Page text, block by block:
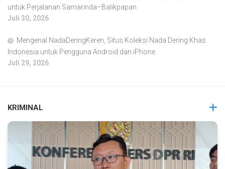
untuk Perjalanan Samarinda–Balikpapan
Juli 30, 2026
Mengenal NadaDeringKeren, Situs Koleksi Nada Dering Khas
Indonesia untuk Pengguna Android dan iPhone
Juli 29, 2026
KRIMINAL